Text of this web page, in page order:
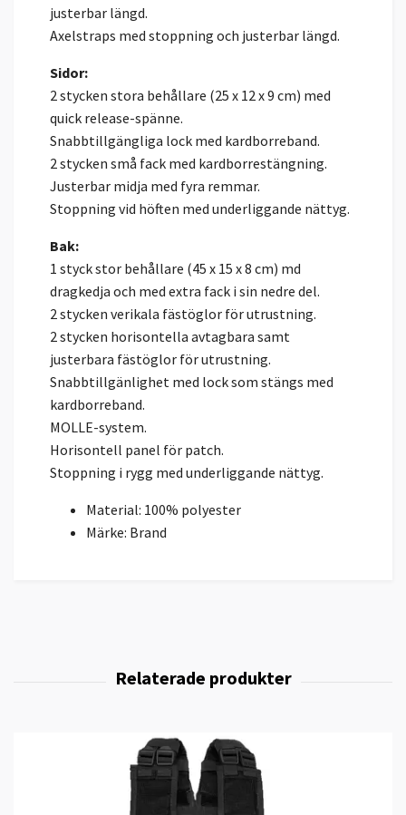
justerbar längd.
Axelstraps med stoppning och justerbar längd.
Sidor:
2 stycken stora behållare (25 x 12 x 9 cm) med
quick release-spänne.
Snabbtillgängliga lock med kardborreband.
2 stycken små fack med kardborrestängning.
Justerbar midja med fyra remmar.
Stoppning vid höften med underliggande nättyg.
Bak:
1 styck stor behållare (45 x 15 x 8 cm) md
dragkedja och med extra fack i sin nedre del.
2 stycken verikala fästöglor för utrustning.
2 stycken horisontella avtagbara samt
justerbara fästöglor för utrustning.
Snabbtillgänlighet med lock som stängs med
kardborreband.
MOLLE-system.
Horisontell panel för patch.
Stoppning i rygg med underliggande nättyg.
Material: 100% polyester
Märke: Brand